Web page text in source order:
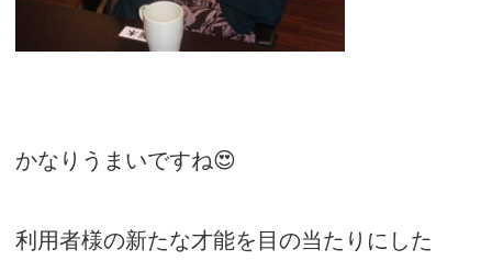
かなりうまいですね😍
利用者様の新たな才能を目の当たりにした